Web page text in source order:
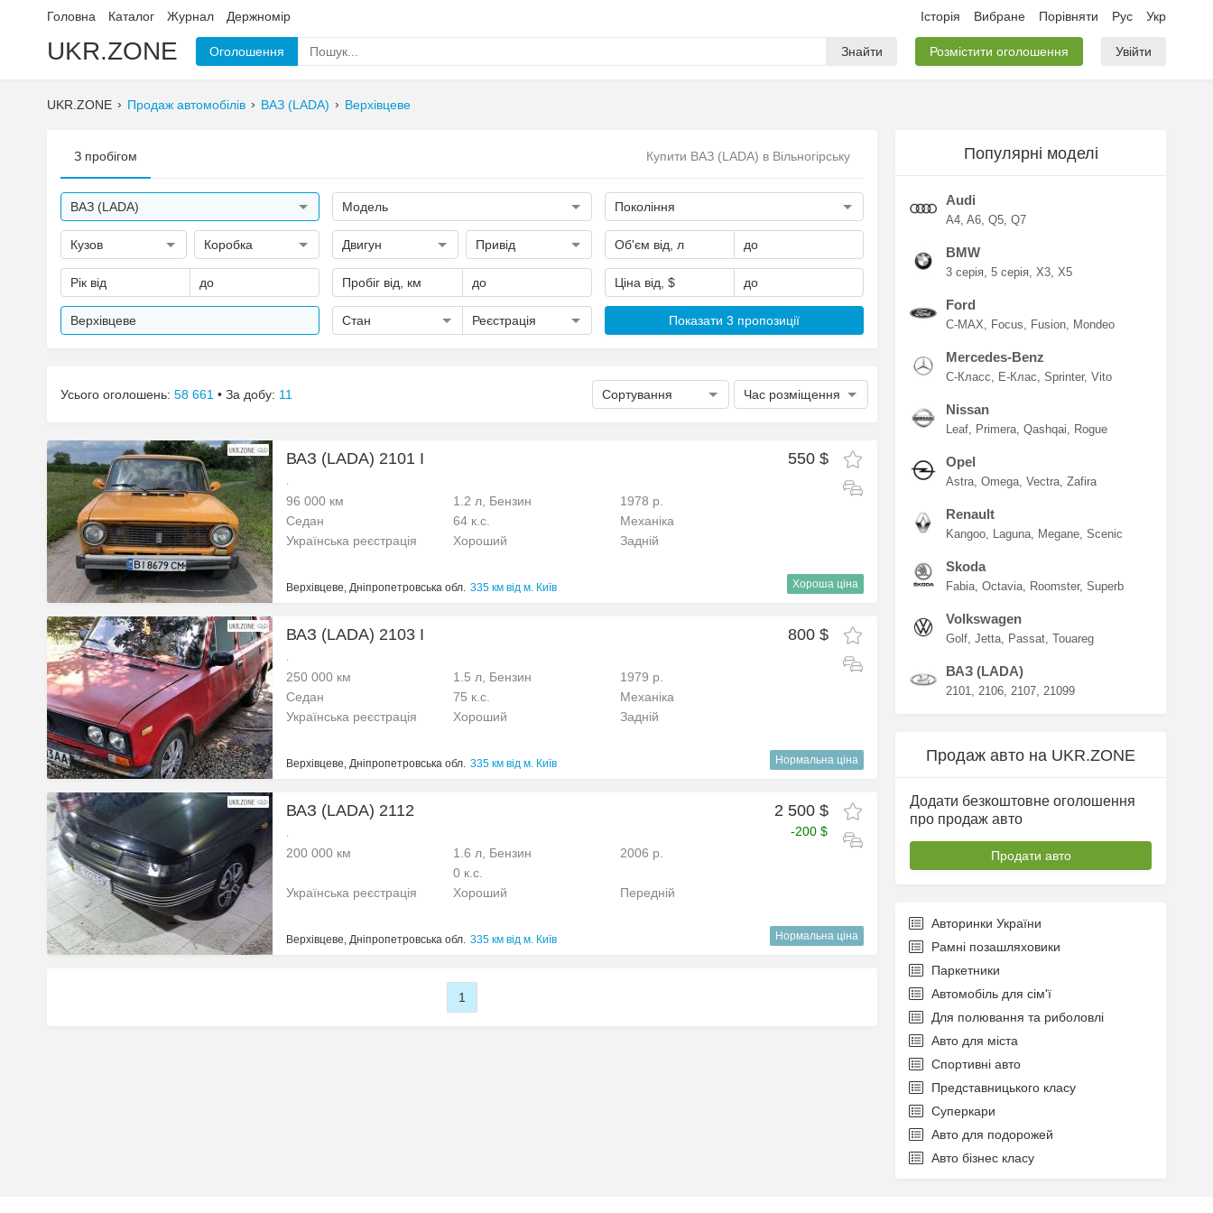
Головна Каталог Журнал Держномір Історія Вибране Порівняти Рус Укр
UKR.ZONE Оголошення Знайти Розмістити оголошення Увійти
UKR.ZONE Продаж автомобілів ВАЗ (LADA) Верхівцеве
З пробігом Купити ВАЗ (LADA) в Вільногірську
ВАЗ (LADA) Модель Покоління
Кузов Коробка Двигун Привід Об'єм від, л до
Рік від до Пробіг від, км до Ціна від, $ до
Верхівцеве Стан Реєстрація Показати 3 пропозиції
Усього оголошень: 58 661 • За добу: 11 Сортування Час розміщення
ВАЗ (LADA) 2101 I 550 $
.
96 000 км 1.2 л, Бензин
1978 р.
Седан
64 к.с.
Механіка
Українська реєстрація
Хороший Задній
Верхівцеве, Дніпропетровська обл. 335 км від м. Київ Хороша ціна
ВАЗ (LADA) 2103 I 800 $
.
250 000 км 1.5 л, Бензин
1979 р.
Седан
75 к.с.
Механіка
Українська реєстрація
Хороший Задній
Верхівцеве, Дніпропетровська обл. 335 км від м. Київ Нормальна ціна
ВАЗ (LADA) 2112 2 500 $
-200 $
.
200 000 км 1.6 л, Бензин
2006 р.
0 к.с.
Українська реєстрація
Хороший Передній
Верхівцеве, Дніпропетровська обл. 335 км від м. Київ Нормальна ціна
1
Популярні моделі
Audi
A4 A6 Q5 Q7
BMW
3 серія 5 серія X3 X5
Ford
C-MAX Focus Fusion Mondeo
Mercedes-Benz
C-Класс E-Клас Sprinter Vito
Nissan
Leaf Primera Qashqai Rogue
Opel
Astra Omega Vectra Zafira
Renault
Kangoo Laguna Megane Scenic
Skoda
Fabia Octavia Roomster Superb
Volkswagen
Golf Jetta Passat Touareg
ВАЗ (LADA)
2101 2106 2107 21099
Продаж авто на UKR.ZONE
Додати безкоштовне оголошення
про продаж авто
Продати авто
Авторинки України
Рамні позашляховики
Паркетники
Автомобіль для сім'ї
Для полювання та риболовлі
Авто для міста
Спортивні авто
Представницького класу
Суперкари
Авто для подорожей
Авто бізнес класу